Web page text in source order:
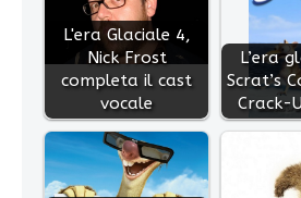
L'era Glaciale 4,
Nick Frost
completa il cast
vocale
L’era
Scrat’s
Crack-